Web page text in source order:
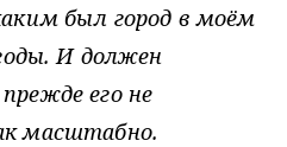
был город в моём
И должен
его не
масштабно.